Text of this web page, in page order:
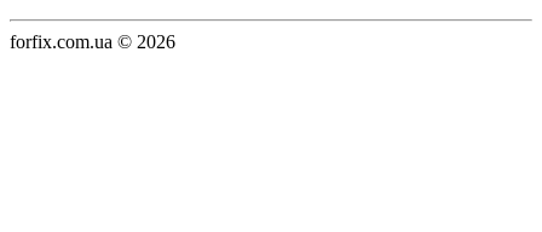
forfix.com.ua © 2026